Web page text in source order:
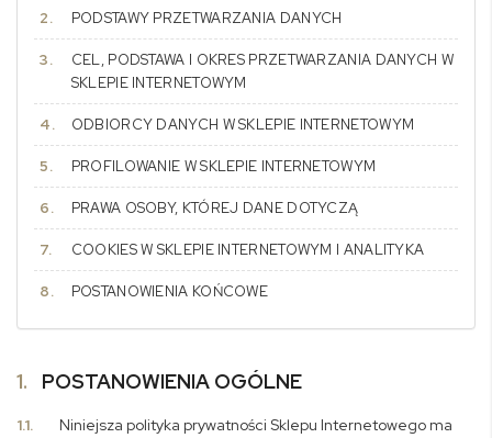
PODSTAWY PRZETWARZANIA DANYCH
CEL, PODSTAWA I OKRES PRZETWARZANIA DANYCH W
SKLEPIE INTERNETOWYM
ODBIORCY DANYCH W SKLEPIE INTERNETOWYM
PROFILOWANIE W SKLEPIE INTERNETOWYM
PRAWA OSOBY, KTÓREJ DANE DOTYCZĄ
COOKIES W SKLEPIE INTERNETOWYM I ANALITYKA
POSTANOWIENIA KOŃCOWE
1. POSTANOWIENIA OGÓLNE
1.1.
Niniejsza polityka prywatności Sklepu Internetowego ma